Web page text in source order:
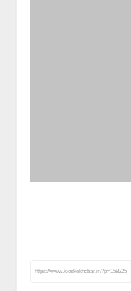
https://www.kioskekhabar.ir/?p=158225